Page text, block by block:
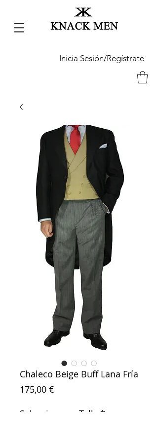
Inicia Sesión/Regístrate
Chaleco Beige Buff Lana Fría
175,00 €
Seleccione su Talla *